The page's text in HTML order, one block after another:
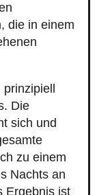
die in einem
Die
sich und
zu einem
Nachts an
Ergebnis ist